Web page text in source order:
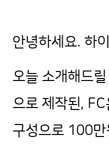
안녕하세요. 하
오늘 소개해드
으로 제작된,
구성으로 100만